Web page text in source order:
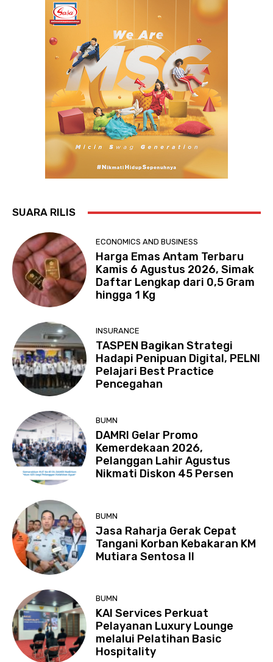
SUARA RILIS
ECONOMICS AND BUSINESS
Harga Emas Antam Terbaru
Kamis 6 Agustus 2026, Simak
Daftar Lengkap dari 0,5 Gram
hingga 1 Kg
INSURANCE
TASPEN Bagikan Strategi
Hadapi Penipuan Digital, PELNI
Pelajari Best Practice
Pencegahan
BUMN
DAMRI Gelar Promo
Kemerdekaan 2026,
Pelanggan Lahir Agustus
Nikmati Diskon 45 Persen
BUMN
Jasa Raharja Gerak Cepat
Tangani Korban Kebakaran KM
Mutiara Sentosa II
BUMN
KAI Services Perkuat
Pelayanan Luxury Lounge
melalui Pelatihan Basic
Hospitality